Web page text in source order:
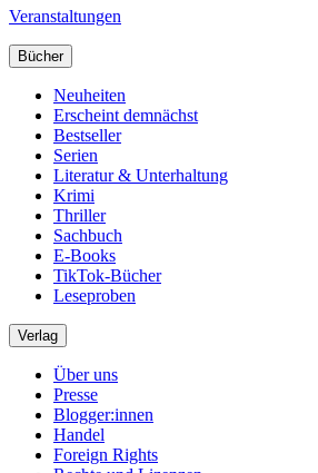
Veranstaltungen
Bücher
Neuheiten
Erscheint demnächst
Bestseller
Serien
Literatur & Unterhaltung
Krimi
Thriller
Sachbuch
E-Books
TikTok-Bücher
Leseproben
Verlag
Über uns
Presse
Blogger:innen
Handel
Foreign Rights